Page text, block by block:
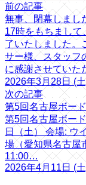
前の記事
無事、閉幕しまし
17時をもちまして
了いたしました。
サー様、スタッフ
に感謝させてい
2026年3月28日 (
次の記事
第5回名古屋ボー
第5回名古屋ボー
日（土） 会場: ウ
場（愛知県名古屋
11:00…
2026年4月11日 (